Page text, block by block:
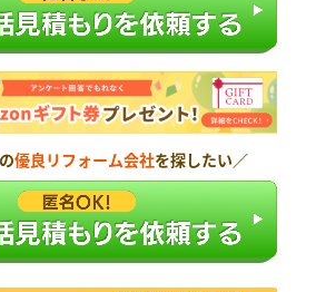
優良リフォーム会社を探したい／